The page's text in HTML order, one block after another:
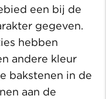
een bij de
gegeven.
hebben
andere kleur
bakstenen in de
aan de